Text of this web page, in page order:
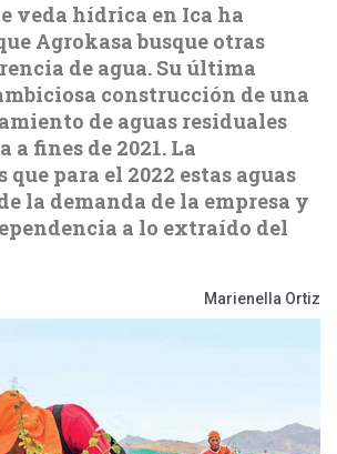
veda hídrica en Ica ha
Agrokasa busque otras
de agua. Su última
construcción de una
de aguas residuales
a fines de 2021. La
para el 2022 estas aguas
la demanda de la empresa y
a lo extraído del
Marienella Ortiz